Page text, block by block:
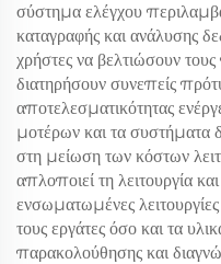
σύστημα ελέγχου
καταγραφής και ανάλυσης
χρήστες να βελτιώσουν
διατηρήσουν συνεπείς
αποτελεσματικότητας
μοτέρων και τα συστήματα
στη μείωση των κόστων
απλοποιεί τη λειτουργία
ενσωματωμένες
τους εργάτες όσο και τα
παρακολούθησης και